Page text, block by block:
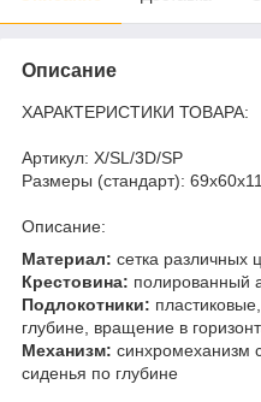
Описание
ХАРАКТЕРИСТИКИ ТОВАРА:
Артикул: X/SL/3D/SP
Размеры (стандарт):
Описание:
Материал: сетка различных
Крестовина: полированный
Подлокотники:
глубине, вращение в
Механизм: синхромеханизм
сиденья по глубине